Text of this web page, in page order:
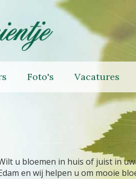
Foto's Vacatures
u bloemen in huis of juist in
en wij helpen u om mooie